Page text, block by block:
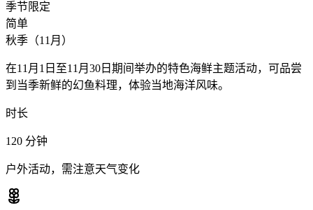
季节限定
简单
秋季（11月）
在11月1日至11月30日期间举办的特色海鲜主题活动，可品尝
到当季新鲜的幻鱼料理，体验当地海洋风味。
时长
120 分钟
户外活动，需注意天气变化